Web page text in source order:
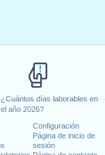
¿Cuántos días laborables en
el año 2026?
Configuración
Página de inicio de
sesión